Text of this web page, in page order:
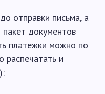
отправки письма, а
документов
платежки можно по
распечатать и